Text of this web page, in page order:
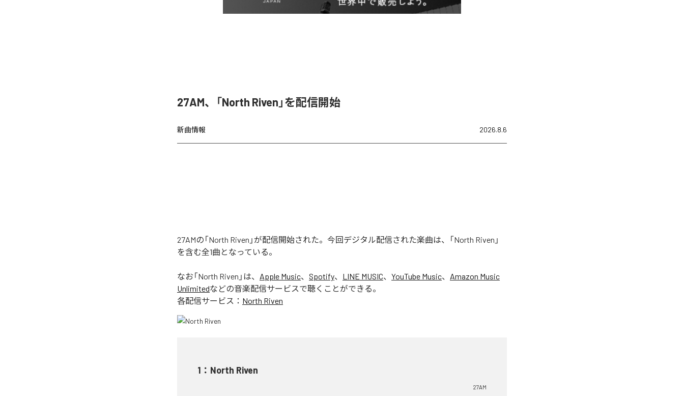
27AM、「North Riven」を配信開始
新曲情報 2026.8.6
27AMの「North Riven」が配信開始された。今回デジタル配信された楽曲は、「North Riven」
を含む全1曲となっている。
なお「North Riven 」は、 Apple Music、 Spotify、 LINE MUSIC、 YouTube Music、 Amazon Music
Unlimitedなどの音楽配信サービスで聴くことができる。
各配信サービス： North Riven
1 ： North Riven
27AM